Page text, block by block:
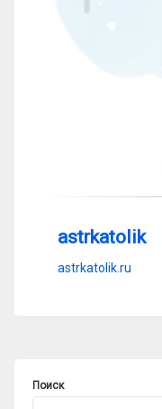
astrkatolik
astrkatolik.ru
Поиск